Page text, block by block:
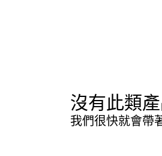
沒有此類產
我們很快就會帶